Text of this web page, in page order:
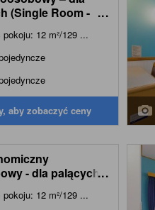
(Single Room - ...
12 m²/129 ...
aby zobaczyć ceny
- dla palących
Smoking)
...
12 m²/129 ...